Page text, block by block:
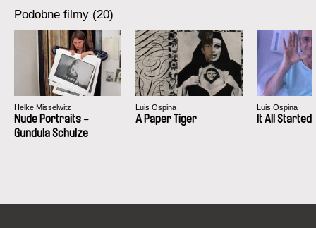
Podobne filmy (20)
Helke Misselwitz
Nude Portraits -
Gundula Schulze
Luis Ospina
A Paper Tiger
Luis Ospina
It All Started